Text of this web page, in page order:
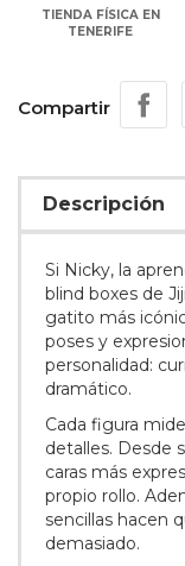
TIENDA FÍSICA EN
TENERIFE
Compartir
Descripción
Si Nicky, la
blind boxes de
gatito más
poses y
personalidad:
dramático.
Cada figura
detalles. Desde
caras más
propio rollo.
sencillas hacen
demasiado.